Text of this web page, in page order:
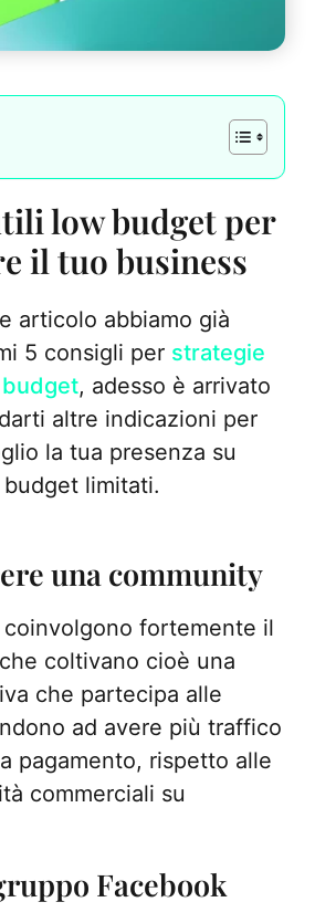
low budget per
il tuo business
articolo abbiamo già
5 consigli per strategie
, adesso è arrivato
altre indicazioni per
la tua presenza su
limitati.
una community
fortemente il
coltivano cioè una
che partecipa alle
ad avere più traffico
pagamento, rispetto alle
commerciali su
Facebook